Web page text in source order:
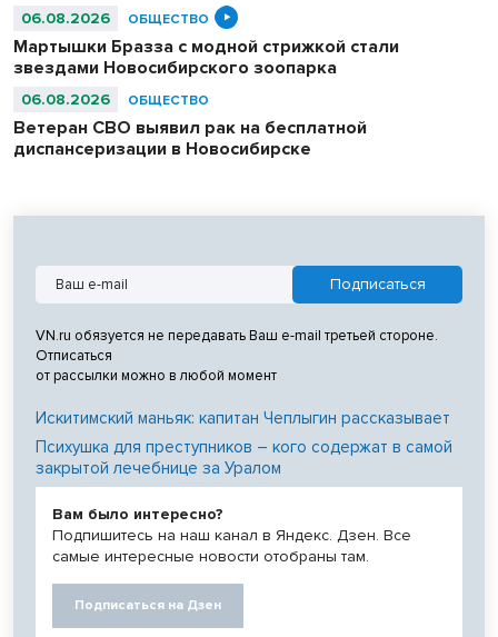
06.08.2026 ОБЩЕСТВО
Мартышки Бразза с модной стрижкой стали
звездами Новосибирского зоопарка
06.08.2026 ОБЩЕСТВО
Ветеран СВО выявил рак на бесплатной
диспансеризации в Новосибирске
VN.ru обязуется не передавать Ваш e-mail третьей стороне.
Отписаться
от рассылки можно в любой момент
Искитимский маньяк: капитан Чеплыгин рассказывает
Психушка для преступников – кого содержат в самой
закрытой лечебнице за Уралом
Вам было интересно?
Подпишитесь на наш канал в Яндекс. Дзен. Все
самые интересные новости отобраны там.
Подписаться на Дзен